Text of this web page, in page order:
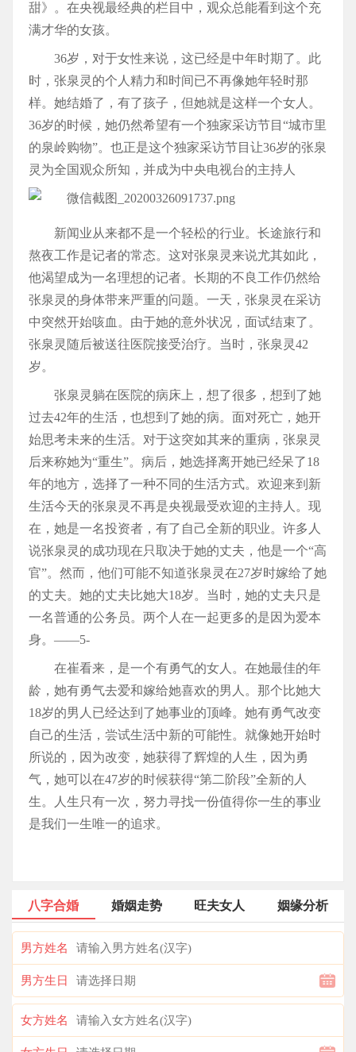
甜》。在央视最经典的栏目中，观众总能看到这个充
满才华的女孩。
36岁，对于女性来说，这已经是中年时期了。此
时，张泉灵的个人精力和时间已不再像她年轻时那
样。她结婚了，有了孩子，但她就是这样一个女人。
36岁的时候，她仍然希望有一个独家采访节目“城市里
的泉岭购物”。也正是这个独家采访节目让36岁的张泉
灵为全国观众所知，并成为中央电视台的主持人
新闻业从来都不是一个轻松的行业。长途旅行和
熬夜工作是记者的常态。这对张泉灵来说尤其如此，
他渴望成为一名理想的记者。长期的不良工作仍然给
张泉灵的身体带来严重的问题。一天，张泉灵在采访
中突然开始咳血。由于她的意外状况，面试结束了。
张泉灵随后被送往医院接受治疗。当时，张泉灵42
岁。
张泉灵躺在医院的病床上，想了很多，想到了她
过去42年的生活，也想到了她的病。面对死亡，她开
始思考未来的生活。对于这突如其来的重病，张泉灵
后来称她为“重生”。病后，她选择离开她已经呆了18
年的地方，选择了一种不同的生活方式。欢迎来到新
生活今天的张泉灵不再是央视最受欢迎的主持人。现
在，她是一名投资者，有了自己全新的职业。许多人
说张泉灵的成功现在只取决于她的丈夫，他是一个“高
官”。然而，他们可能不知道张泉灵在27岁时嫁给了她
的丈夫。她的丈夫比她大18岁。当时，她的丈夫只是
一名普通的公务员。两个人在一起更多的是因为爱本
身。——5-
在崔看来，是一个有勇气的女人。在她最佳的年
龄，她有勇气去爱和嫁给她喜欢的男人。那个比她大
18岁的男人已经达到了她事业的顶峰。她有勇气改变
自己的生活，尝试生活中新的可能性。就像她开始时
所说的，因为改变，她获得了辉煌的人生，因为勇
气，她可以在47岁的时候获得“第二阶段”全新的人
生。人生只有一次，努力寻找一份值得你一生的事业
是我们一生唯一的追求。
八字合婚 婚姻走势 旺夫女人 姻缘分析
男方姓名
男方生日
女方姓名